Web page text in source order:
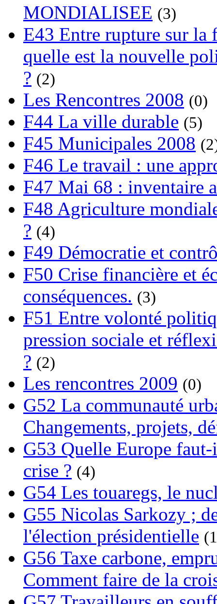
MONDIALISEE (3)
E43 Entre rupture sur
quelle est la nouvelle
? (2)
Les Rencontres 2008 (0)
F44 La ville durable (5)
F45 Municipales 2008
F46 Le travail : une
F47 Mai 68 : inventaire
F48 Agriculture
? (4)
F49 Démocratie et
F50 Crise financière et
conséquences. (3)
F51 Entre volonté
pression sociale et
? (2)
Les rencontres 2009 (0)
G52 La communauté
Changements, projets,
G53 Quelle Europe
crise ? (4)
G54 Les touaregs, le
G55 Nicolas Sarkozy ;
l'élection présidentielle
G56 Taxe carbone,
Comment faire de la